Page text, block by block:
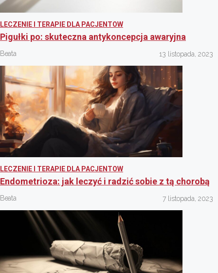
LECZENIE I TERAPIE DLA PACJENTOW
Pigułki po: skuteczna antykoncepcja awaryjna
Beata 13 listopada, 2023
LECZENIE I TERAPIE DLA PACJENTOW
Endometrioza: jak leczyć i radzić sobie z tą chorobą
Beata 7 listopada, 2023